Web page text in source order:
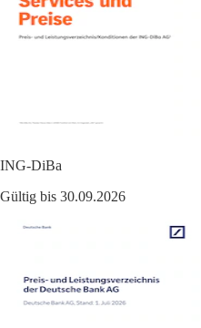
ING-DiBa
Gültig bis 30.09.2026